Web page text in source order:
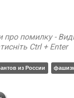
про помилку -
Ctrl + Enter
из России